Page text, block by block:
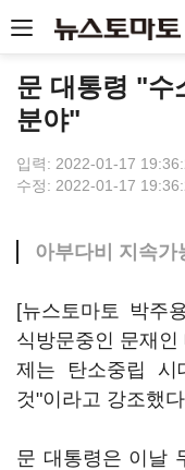
문 대통령 "수
분야"
입력: 2022-01-17
수정: 2022-01-17
아부다비 지속가
[뉴스토마토 박주
식방문중인 문재
제는 탄소중립
것"이라고 강조했
문 대통령은 이날